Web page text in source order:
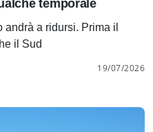
temporale
a ridursi. Prima il
il Sud
19/07/2026